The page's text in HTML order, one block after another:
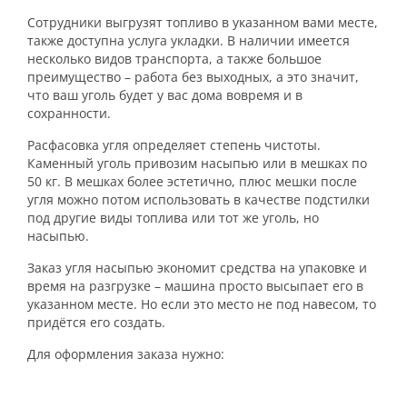
Сотрудники выгрузят топливо в указанном вами месте,
также доступна услуга укладки. В наличии имеется
несколько видов транспорта, а также большое
преимущество – работа без выходных, а это значит,
что ваш уголь будет у вас дома вовремя и в
сохранности.
Расфасовка угля определяет степень чистоты.
Каменный уголь привозим насыпью или в мешках по
50 кг. В мешках более эстетично, плюс мешки после
угля можно потом использовать в качестве подстилки
под другие виды топлива или тот же уголь, но
насыпью.
Заказ угля насыпью экономит средства на упаковке и
время на разгрузке – машина просто высыпает его в
указанном месте. Но если это место не под навесом, то
придётся его создать.
Для оформления заказа нужно: